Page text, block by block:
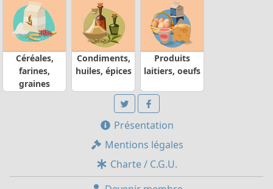
Céréales,
farines,
graines
Condiments,
huiles, épices
Produits
laitiers, oeufs
Présentation
Mentions légales
Charte / C.G.U.